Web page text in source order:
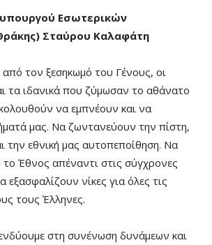
Εσωτερικών
Σταύρου Καλαφάτη
από τον ξεσηκωμό του Γένους, οι
τα ιδανικά που ζύμωσαν το αθάνατο
να εμπνέουν και να
μας. Να ζωντανεύουν την πίστη,
την εθνική μας αυτοπεποίθηση. Να
Έθνος απέναντι στις σύγχρονες
εξασφαλίζουν νίκες για όλες τις
τους Έλληνες.
στη συνένωση δυνάμεων και